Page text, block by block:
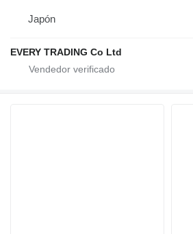
Japón
EVERY TRADING Co Ltd